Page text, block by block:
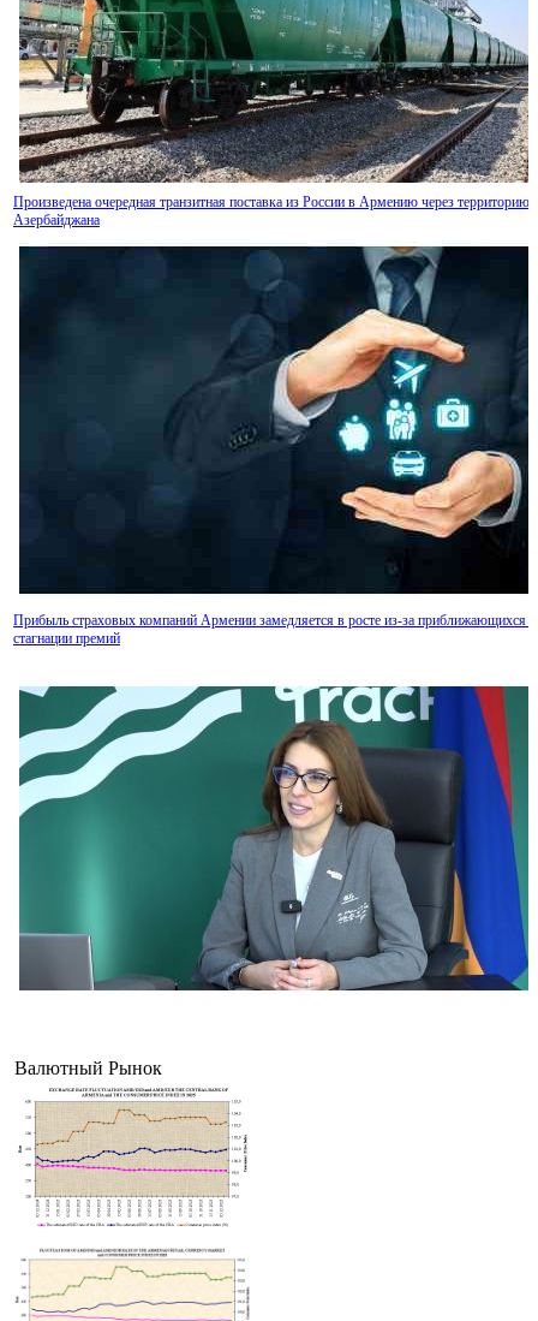
Произведена очередная транзитная поставка из России в Армению через территорию
Азербайджана
Прибыль страховых компаний Армении замедляется в росте из-за приближающихся к
стагнации премий
Валютный Рынок